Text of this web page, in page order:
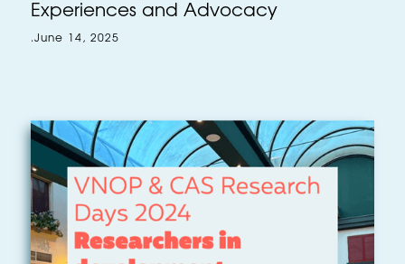
Experiences and Advocacy
.June 14, 2025